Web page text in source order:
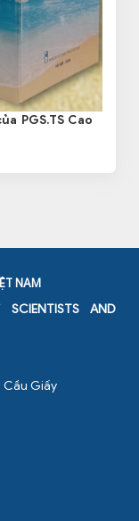
PGS.TS Cao
NAM
SCIENTISTS AND
Cầu Giấy